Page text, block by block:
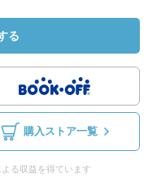
る
購入ストア一覧
る収益を得ています